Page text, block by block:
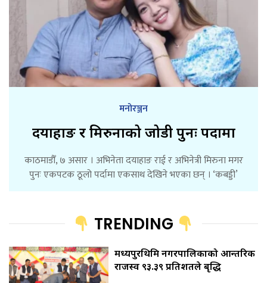
मनोरञ्जन
दयाहाङ र मिरुनाको जोडी पुनः पर्दामा
काठमाडौँ, ७ असार । अभिनेता दयाहाङ राई र अभिनेत्री मिरुना मगर
पुनः एकपटक ठूलो पर्दामा एकसाथ देखिने भएका छन् । ‘कबड्डी’
TRENDING
मध्यपुरथिमि नगरपालिकाको आन्तरिक
राजस्व ९३.३९ प्रतिशतले बृद्धि